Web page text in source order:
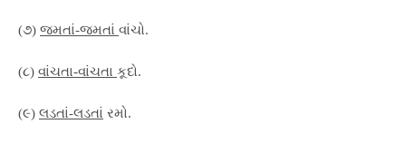
(૭) જમતાં-જમતાં વાંચો.
(૮) વાંચતા-વાંચતા કૂદો.
(૯) લડતાં-લડતાં રમો.